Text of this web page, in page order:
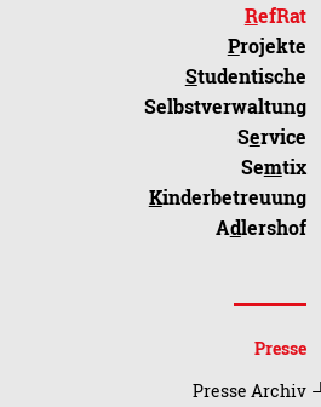
RefRat
Projekte
Studentische
Selbstverwaltung
Service
Semtix
Kinderbetreuung
Adlershof
Presse
Presse Archiv